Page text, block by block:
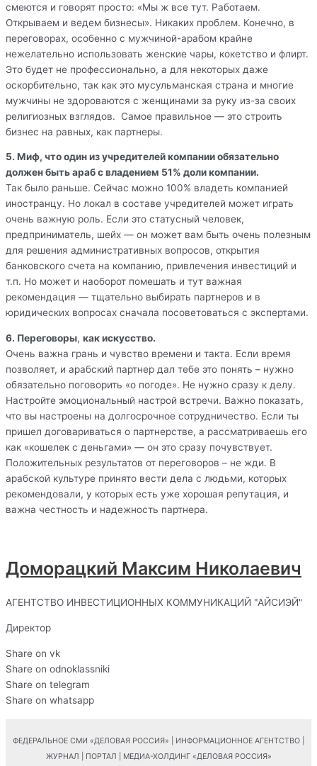
смеются и говорят просто: «Мы ж все тут. Работаем.
Открываем и ведем бизнесы». Никаких проблем. Конечно, в
переговорах, особенно с мужчиной-арабом крайне
нежелательно использовать женские чары, кокетство и флирт.
Это будет не профессионально, а для некоторых даже
оскорбительно, так как это мусульманская страна и многие
мужчины не здороваются с женщинами за руку из-за своих
религиозных взглядов. Самое правильное — это строить
бизнес на равных, как партнеры.
5. Миф, что один из учредителей компании обязательно
должен быть араб с владением 51% доли компании.
Так было раньше. Сейчас можно 100% владеть компанией
иностранцу. Но локал в составе учредителей может играть
очень важную роль. Если это статусный человек,
предприниматель, шейх — он может вам быть очень полезным
для решения административных вопросов, открытия
банковского счета на компанию, привлечения инвестиций и
т.п. Но может и наоборот помешать и тут важная
рекомендация — тщательно выбирать партнеров и в
юридических вопросах сначала посоветоваться с экспертами.
6. Переговоры, как искусство.
Очень важна грань и чувство времени и такта. Если время
позволяет, и арабский партнер дал тебе это понять – нужно
обязательно поговорить «о погоде». Не нужно сразу к делу.
Настройте эмоциональный настрой встречи. Важно показать,
что вы настроены на долгосрочное сотрудничество. Если ты
пришел договариваться о партнерстве, а рассматриваешь его
как «кошелек с деньгами» — он это сразу почувствует.
Положительных результатов от переговоров – не жди. В
арабской культуре принято вести дела с людьми, которых
рекомендовали, у которых есть уже хорошая репутация, и
важна честность и надежность партнера.
Доморацкий Максим Николаевич
АГЕНТСТВО ИНВЕСТИЦИОННЫХ КОММУНИКАЦИЙ "АЙСИЭЙ"
Директор
Share on vk
Share on odnoklassniki
Share on telegram
Share on whatsapp
ФЕДЕРАЛЬНОЕ СМИ «ДЕЛОВАЯ РОССИЯ» | ИНФОРМАЦИОННОЕ АГЕНТСТВО |
ЖУРНАЛ | ПОРТАЛ | МЕДИА-ХОЛДИНГ «ДЕЛОВАЯ РОССИЯ»